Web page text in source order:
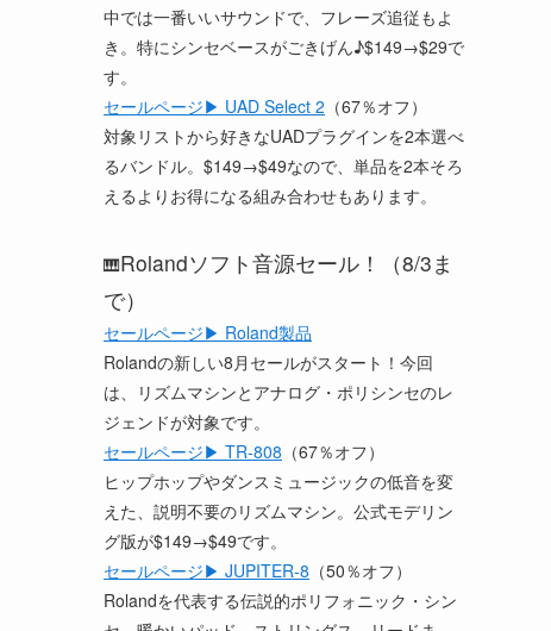
中では一番いいサウンドで、フレーズ追従もよ
き。特にシンセベースがごきげん♪$149→$29で
す。
セールページ▶ UAD Select 2 （67％オフ）
対象リストから好きなUADプラグインを2本選べ
るバンドル。$149→$49なので、単品を2本そろ
えるよりお得になる組み合わせもあります。
🎹Rolandソフト音源セール！（8/3ま
で）
セールページ▶ Roland製品
Rolandの新しい8月セールがスタート！今回
は、リズムマシンとアナログ・ポリシンセのレ
ジェンドが対象です。
セールページ▶ TR-808 （67％オフ）
ヒップホップやダンスミュージックの低音を変
えた、説明不要のリズムマシン。公式モデリン
グ版が$149→$49です。
セールページ▶ JUPITER-8 （50％オフ）
Rolandを代表する伝説的ポリフォニック・シン